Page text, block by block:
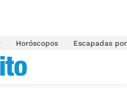
Horóscopos Escapadas